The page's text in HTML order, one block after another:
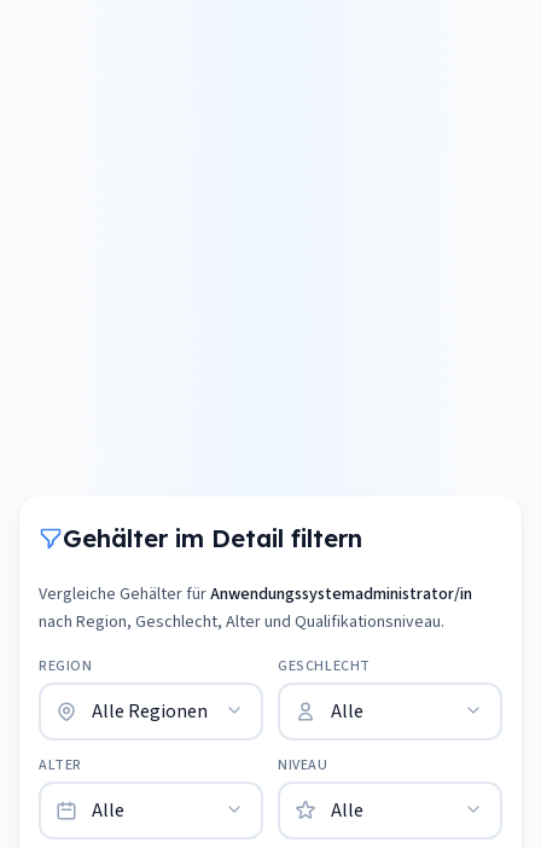
Gehälter im Detail filtern
Vergleiche Gehälter fürAnwendungssystemadministrator/in
nach Region, Geschlecht, Alter und Qualifikationsniveau.
REGION GESCHLECHT
ALTER NIVEAU